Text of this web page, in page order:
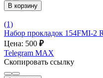
В корзину
(1)
Набор прокладок 154FMI-2
Цена: 500 ₽
Telegram MAX
Скопировать ссылку